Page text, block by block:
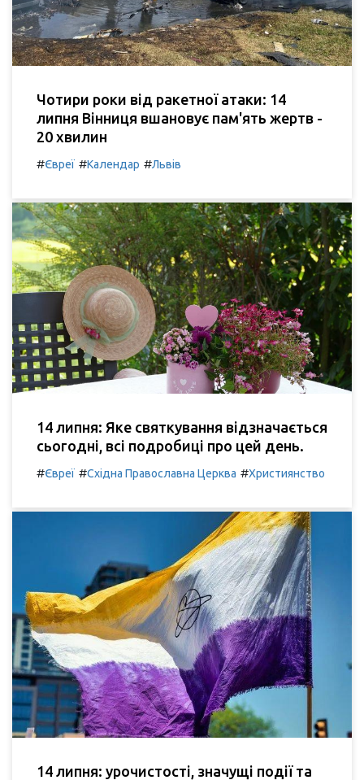
Чотири роки від ракетної атаки: 14
липня Вінниця вшановує пам'ять жертв -
20 хвилин
#Євреї #Календар #Львів
14 липня: Яке святкування відзначається
сьогодні, всі подробиці про цей день.
#Євреї #Східна Православна Церква #Християнство
14 липня: урочистості, значущі події та